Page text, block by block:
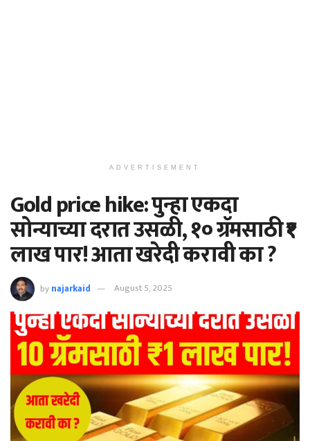
ADVERTISEMENT
Gold price hike: पुन्हा एकदा
सोन्याच्या दरात उसळी, १० ग्रॅमसाठी ₹१
लाख पार! आता खरेदी करावी का ?
bynajarkaid August 5, 2025